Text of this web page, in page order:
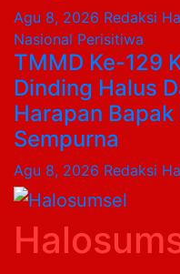
Agu 8, 2026 Redaksi
Nasional Perisitiwa
TMMD Ke-129
Dinding Halus
Harapan
Sempurna
Agu 8, 2026 Redaksi